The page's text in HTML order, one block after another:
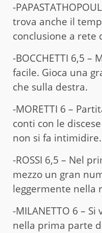
-
trova anche il
conclusione a rete
-BOCCHETTI 6,5
facile. Gioca una
che sulla destra.
-MORETTI 6 –
conti con le
non si fa intimidire.
-ROSSI 6,5 – Nel
mezzo un gran
leggermente nella
-MILANETTO 6 –
nella prima parte